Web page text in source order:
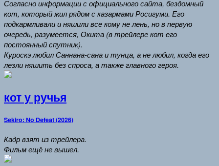
Согласно информации с официального сайта, бездомный
кот, который жил рядом с казармами Росигуми. Его
подкармливали и няшили все кому не лень, но в первую
очередь, разумеется, Окита (в трейлере кот его
постоянный спутник).
Куроскэ любил Саннана-сана и тунца, а не любил, когда его
лезли няшить без спроса, а также главного героя.
кот у ручья
Sekiro: No Defeat (2026)
Кадр взят из трейлера.
Фильм ещё не вышел.